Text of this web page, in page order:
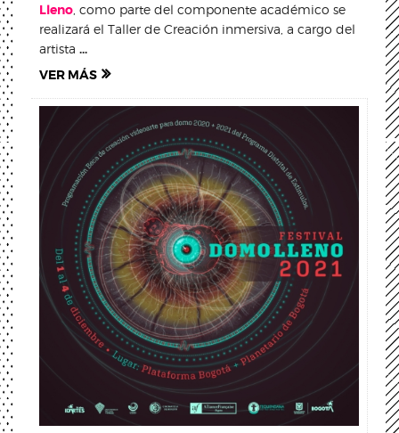
Lleno, como parte del componente académico se
realizará el Taller de Creación inmersiva, a cargo del
artista ...
VER MÁS